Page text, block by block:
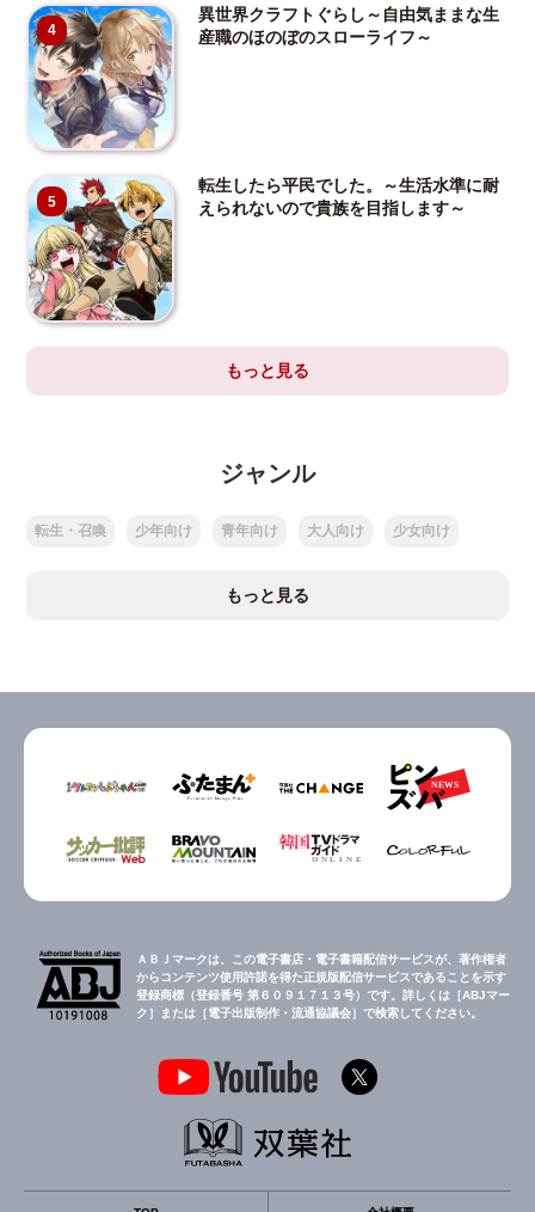
4
異世界クラフトぐらし～自由気ままな生
産職のほのぼのスローライフ～
5
転生したら平民でした。～生活水準に耐
えられないので貴族を目指します～
もっと見る
ジャンル
転生・召喚 少年向け 青年向け 大人向け 少女向け
もっと見る
ＡＢＪマークは、この電子書店・電子書籍配信サービスが、著作権者
からコンテンツ使用許諾を得た正規版配信サービスであることを示す
登録商標（登録番号 第６０９１７１３号）です。詳しくは［ABJマー
ク］または［電子出版制作・流通協議会］で検索してください。